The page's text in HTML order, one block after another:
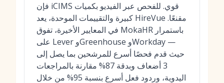
فإن iCIMS قوي. للفحص عبر الفيديو بكميات
كبيرة والتقييمات الموحدة، يعد HireVue مقنعًا.
في المعايير الأخيرة، تفوق MokaHR باستمرار
على Lever وGreenhouse وWorkday —
حيث قدم فحصًا أسرع للمرشحين بما يصل إلى
3 أضعاف وبدقة 87% مقارنة بالمراجعات
اليدوية، وردود فعل أسرع بنسبة 95% من خلال